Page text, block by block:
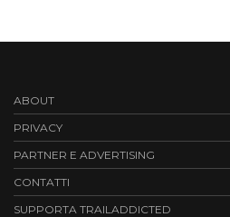
ABOUT
PRIVACY
PARTNER E ADVERTISING
CONTATTI
SUPPORTA TRAILADDICTED